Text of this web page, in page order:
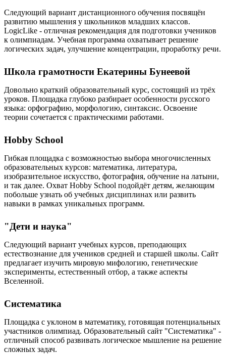
Следующий вариант дистанционного обучения посвящён
развитию мышления у школьников младших классов.
LogicLike - отличная рекомендация для подготовки учеников
к олимпиадам. Учебная программа охватывает решение
логических задач, улучшение концентрации, проработку речи.
Школа грамотности Екатерины Бунеевой
Довольно краткий образовательный курс, состоящий из трёх
уроков. Площадка глубоко разбирает особенности русского
языка: орфографию, морфологию, синтаксис. Освоение
теории сочетается с практическими работами.
Hobby School
Гибкая площадка с возможностью выбора многочисленных
образовательных курсов: математика, литература,
изобразительное искусство, фотография, обучение на латыни,
и так далее. Охват Hobby School подойдёт детям, желающим
побольше узнать об учебных дисциплинах или развить
навыки в рамках уникальных программ.
"Дети и наука"
Следующий вариант учебных курсов, преподающих
естествознание для учеников средней и старшей школы. Сайт
предлагает изучить мировую мифологию, генетические
эксперименты, естественный отбор, а также аспекты
Вселенной.
Систематика
Площадка с уклоном в математику, готовящая потенциальных
участников олимпиад. Образовательный сайт "Систематика" -
отличный способ развивать логическое мышление на решение
сложных задач.